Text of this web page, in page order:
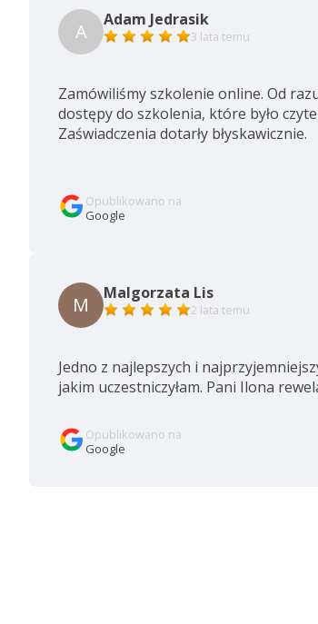
A Adam Jedrasik
3 lata temu
Zamówiliśmy szkolenie online. Od
dostępy do szkolenia, które było
Zaświadczenia dotarły błyskawicznie.
Opublikowano na
Google
M Malgorzata Lis
2 lata temu
Jedno z najlepszych i
jakim uczestniczyłam. Pani Ilona
Opublikowano na
Google